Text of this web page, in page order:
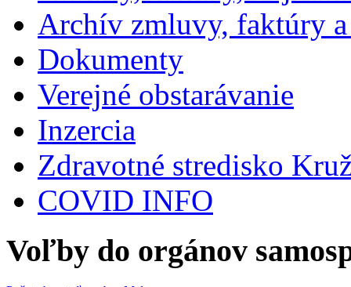
Archív zmluvy, faktúry
Dokumenty
Verejné obstarávanie
Inzercia
Zdravotné stredisko
COVID INFO
Voľby do orgánov